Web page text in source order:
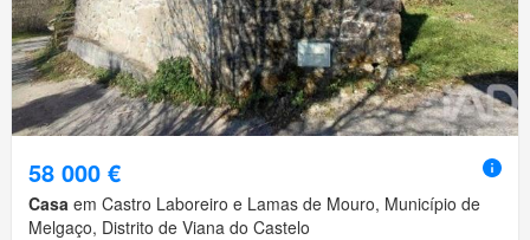
58 000 €
Casa em Castro Laboreiro e Lamas de Mouro, Município de
Melgaço, Distrito de Viana do Castelo